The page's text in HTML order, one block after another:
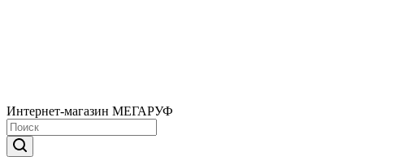
Интернет-магазин МЕГАРУФ